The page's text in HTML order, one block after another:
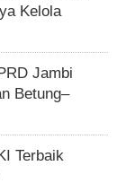
Kelola
Jambi
Betung–
Terbaik